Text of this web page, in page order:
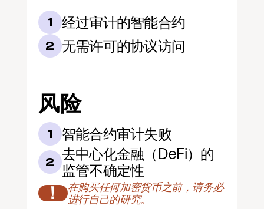
1 经过审计的智能合约
2 无需许可的协议访问
风险
1 智能合约审计失败
2 去中心化金融（DeFi）的
监管不确定性
！
在购买任何加密货币之前，请务必
进行自己的研究。